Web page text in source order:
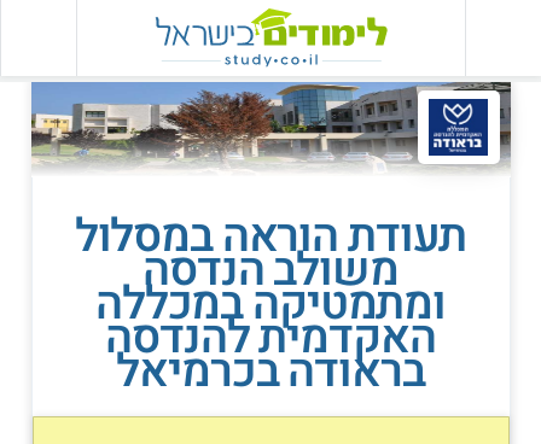
תעודת הוראה במסלול
משולב הנדסה
ומתמטיקה במכללה
האקדמית להנדסה
בראודה בכרמיאל